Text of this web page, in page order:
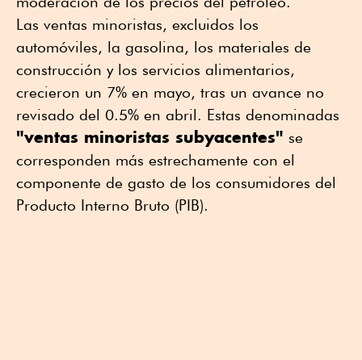
Las ventas minoristas, excluidos los
automóviles, la gasolina, los materiales de
construcción y los servicios alimentarios,
crecieron un 7% en mayo, tras un avance no
revisado del 0.5% en abril. Estas denominadas
"ventas minoristas subyacentes" se
corresponden más estrechamente con el
componente de gasto de los consumidores del
Producto Interno Bruto (PIB).